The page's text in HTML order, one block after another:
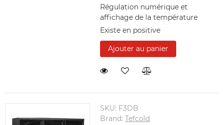
Régulation numérique et
affichage de la température
Existe en positive
Ajouter au panier
SKU: F3DB
Brand:Tefcold